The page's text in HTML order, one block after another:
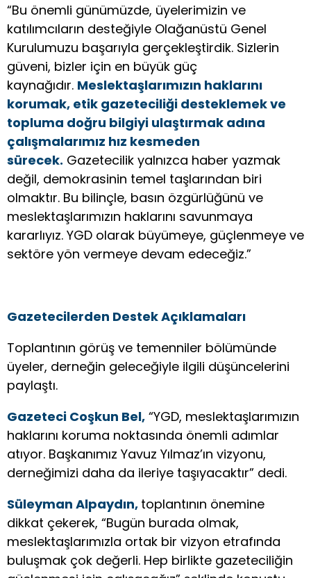
“Bu önemli günümüzde, üyelerimizin ve
katılımcıların desteğiyle Olağanüstü Genel
Kurulumuzu başarıyla gerçekleştirdik. Sizlerin
güveni, bizler için en büyük güç
kaynağıdır. Meslektaşlarımızın haklarını
korumak, etik gazeteciliği desteklemek ve
topluma doğru bilgiyi ulaştırmak adına
çalışmalarımız hız kesmeden
sürecek. Gazetecilik yalnızca haber yazmak
değil, demokrasinin temel taşlarından biri
olmaktır. Bu bilinçle, basın özgürlüğünü ve
meslektaşlarımızın haklarını savunmaya
kararlıyız. YGD olarak büyümeye, güçlenmeye ve
sektöre yön vermeye devam edeceğiz.”
Gazetecilerden Destek Açıklamaları
Toplantının görüş ve temenniler bölümünde
üyeler, derneğin geleceğiyle ilgili düşüncelerini
paylaştı.
Gazeteci Coşkun Bel, “YGD, meslektaşlarımızın
haklarını koruma noktasında önemli adımlar
atıyor. Başkanımız Yavuz Yılmaz’ın vizyonu,
derneğimizi daha da ileriye taşıyacaktır” dedi.
Süleyman Alpaydın, toplantının önemine
dikkat çekerek, “Bugün burada olmak,
meslektaşlarımızla ortak bir vizyon etrafında
buluşmak çok değerli. Hep birlikte gazeteciliğin